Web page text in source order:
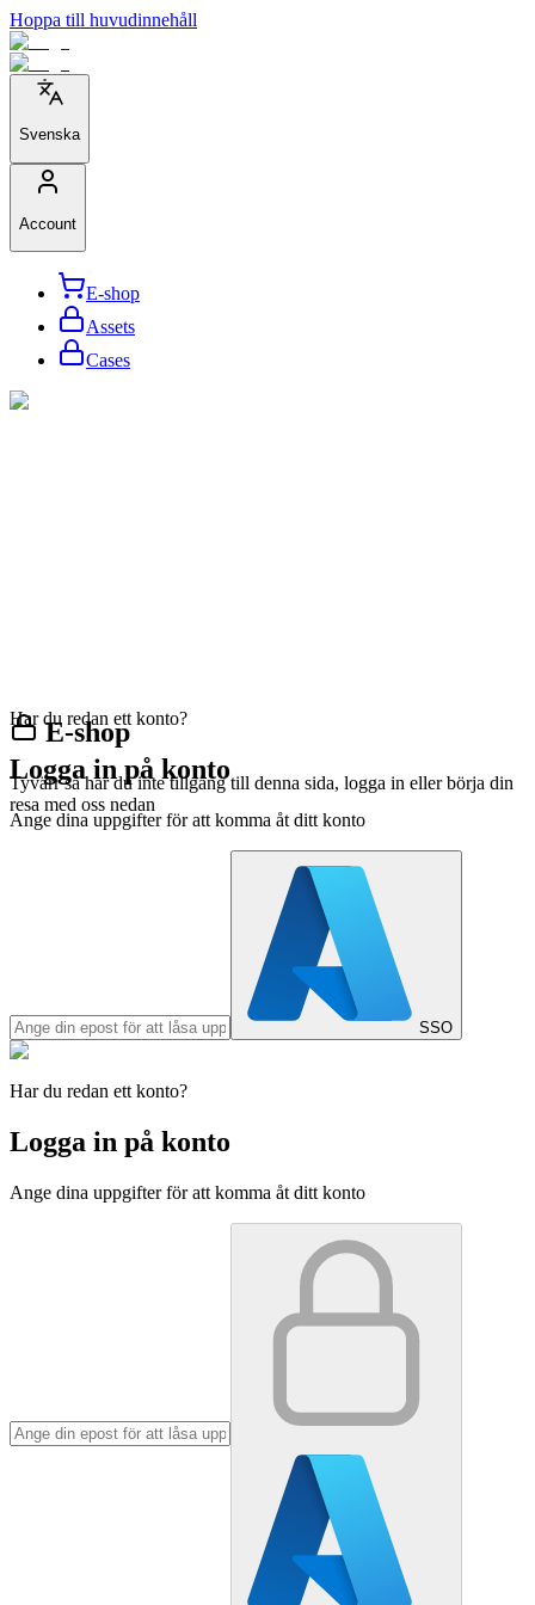
Hoppa till huvudinnehåll
Svenska
Account
E-shop
Assets
Cases
E-shop
Tyvärr så har du inte tillgång till denna sida, logga in eller börja din
resa med oss nedan
Har du redan ett konto?
Logga in på konto
Ange dina uppgifter för att komma åt ditt konto
SSO
Har du redan ett konto?
Logga in på konto
Ange dina uppgifter för att komma åt ditt konto